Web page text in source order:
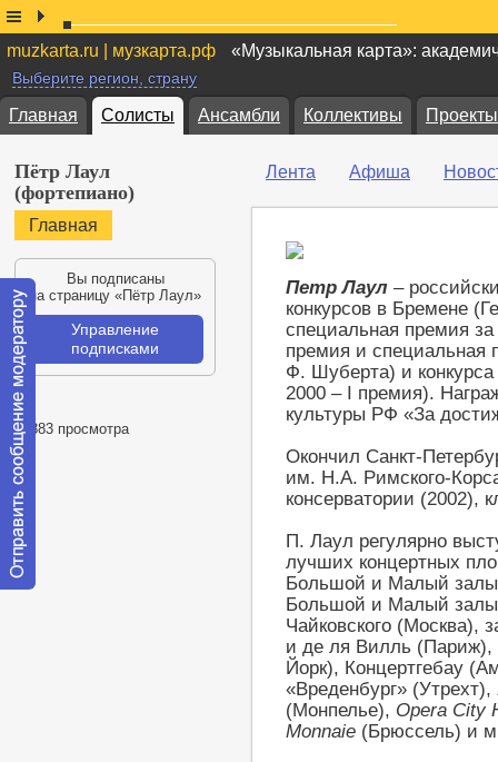
muzkarta.ru | музкарта.рф «Музыкальная карта»:
Выберите регион, страну
Главная Солисты Ансамбли Коллективы Проекты
Пётр Лаул
(фортепиано)
Главная
Вы подписаны
на страницу «Пётр Лаул»
Управление
подписками
42883 просмотра
Лента Афиша
Петр Лаул –
конкурсов в Бремене
специальная премия
премия и специальная
Ф. Шуберта) и
2000 – I премия).
культуры РФ «За
Окончил Санкт-
им. Н.А. Римского-
консерватории (2002),
П. Лаул регулярно
лучших концертных
Большой и Малый залы
Большой и Малый
Чайковского (Москва),
и де ля Вилль (Париж),
Йорк), Концертгебау
«Вреденбург» (Утрехт),
(Монпелье), Opera City
Monnaie (Брюссель) и